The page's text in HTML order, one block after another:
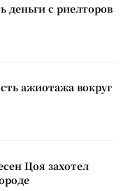
деньги с риелторов
ажиотажа вокруг
Цоя захотел